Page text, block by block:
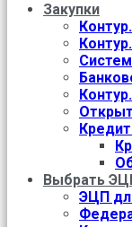
Закупки
Выбрать
ЭЦП